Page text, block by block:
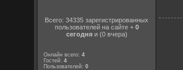
Всего: 34335 зарегистрированных
пользователей на сайте + 0
сегодняи (0 вчера)
Онлайн всего:4
Гостей:4
Пользователей:0